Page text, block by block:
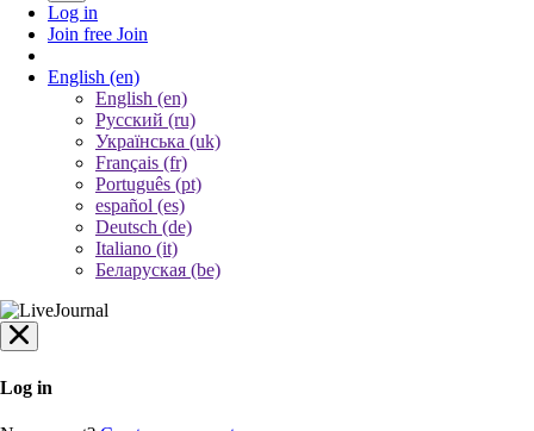
Log in
Join free Join
English (en)
English (en)
Русский (ru)
Українська (uk)
Français (fr)
Português (pt)
español (es)
Deutsch (de)
Italiano (it)
Беларуская (be)
Log in